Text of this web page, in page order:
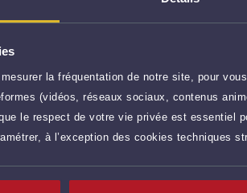
la fréquentation de notre site, pour
(vidéos, réseaux sociaux, contenus
le respect de votre vie privée est essentiel
à l’exception des cookies techniques
à l'écoute et au dialogue, et vous
juridique.
plus
100 € TTC